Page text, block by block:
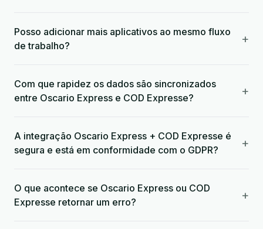
Posso adicionar mais aplicativos ao mesmo fluxo
de trabalho?
+
Com que rapidez os dados são sincronizados
entre Oscario Express e COD Expresse?
+
A integração Oscario Express + COD Expresse é
segura e está em conformidade com o GDPR?
+
O que acontece se Oscario Express ou COD
Expresse retornar um erro?
+